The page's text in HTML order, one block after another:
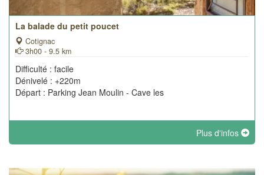
La balade du petit poucet
Cotignac
3h00 - 9.5 km
Difficulté : facile
Dénivelé : +220m
Départ : Parking Jean Moulin - Cave les
Plus d'infos